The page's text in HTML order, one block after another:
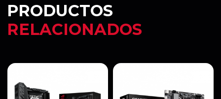
PRODUCTOS
RELACIONADOS